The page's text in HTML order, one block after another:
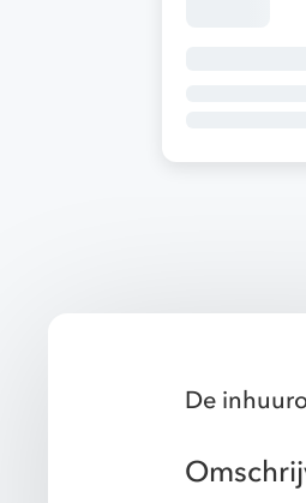
De